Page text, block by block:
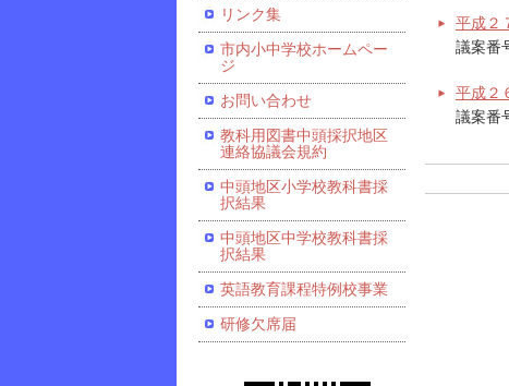
平成２
議案番
平成２
議案番
リンク集
市内小中学校ホームペー
ジ
お問い合わせ
教科用図書中頭採択地区
連絡協議会規約
中頭地区小学校教科書採
択結果
中頭地区中学校教科書採
択結果
英語教育課程特例校事業
研修欠席届